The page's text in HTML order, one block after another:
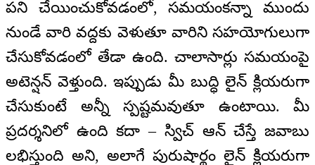
పని చేయించుకోవడంలో, సమయంకన్నా ముందు
నుండే వారి వద్దకు వెళుతూ వారిని సహయోగులుగా
చేసుకోవడంలో తేడా ఉంది. చాలాసార్లు సమయంపై
అటెన్షన్ వెళ్తుంది. ఇప్పుడు మీ బుద్ధి లైన్ క్లియరుగా
చేసుకుంటే అన్నీ స్పష్టమవుతూ ఉంటాయి. మీ
ప్రదర్శనిలో ఉంది కదా – స్విచ్ ఆన్ చేస్తే జవాబు
లభిస్తుంది అని, అలాగే పురుషార్థం లైన్ క్లియరుగా